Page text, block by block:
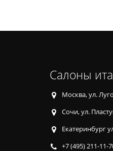
Салоны
Москва, ул.
Сочи, ул.
Екатеринбург
+7 (495) 211-11-